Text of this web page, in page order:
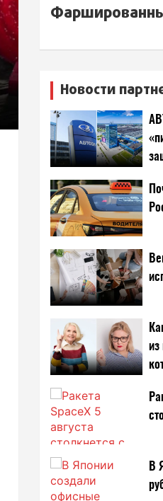
Новости
из
В